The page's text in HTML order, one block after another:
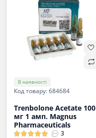
В наявності
Код товару: 684684
Trenbolone Acetate 100
мг 1 амп. Magnus
Pharmaceuticals
3